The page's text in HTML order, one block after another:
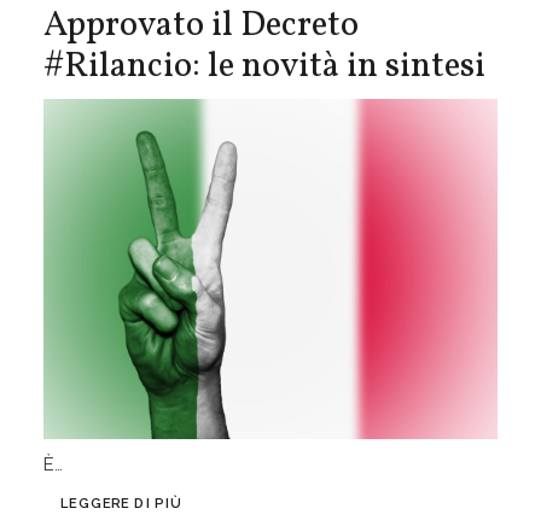
Approvato il Decreto
#Rilancio: le novità in sintesi
È…
LEGGERE DI PIÙ